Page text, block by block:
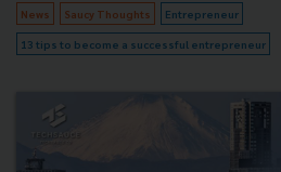
News Saucy Thoughts Entrepreneur
13 tips to become a successful entrepreneur